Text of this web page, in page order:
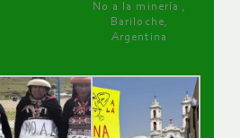
No a la minería ,
Bariloche,
Argentina